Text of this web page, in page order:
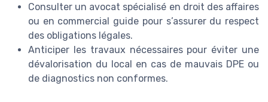
Consulter un avocat spécialisé en droit des affaires
ou en commercial guide pour s’assurer du respect
des obligations légales.
Anticiper les travaux nécessaires pour éviter une
dévalorisation du local en cas de mauvais DPE ou
de diagnostics non conformes.